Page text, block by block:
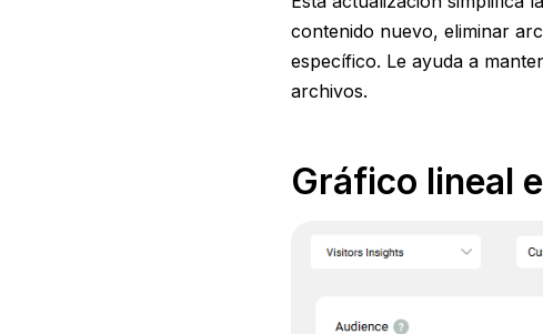
contenido nuevo, eliminar
específico. Le ayuda a
archivos.
Gráfico lineal